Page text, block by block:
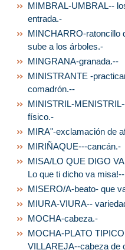
MIMBRAL-UMBRAL--
entrada.-
MINCHARRO-ratoncillo
sube a los árboles.-
MINGRANA-granada.--
MINISTRANTE -
comadrón.--
MINISTRIL-
físico.-
MIRA"-exclamación de
MIRIÑAQUE---cancán.-
MISA/LO QUE DIGO
Lo que ti dicho va misa!--
MISERO/A-beato- que
MIURA-VIURA--
MOCHA-cabeza.-
MOCHA-PLATO
VILLAREJA--cabeza de